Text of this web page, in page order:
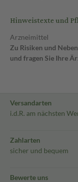
Hinweistexte und
Arzneimittel
Zu Risiken und
und fragen Sie Ihre
Versandarten
i.d.R. am nächsten
Zahlarten
sicher und bequem
Bewerte uns